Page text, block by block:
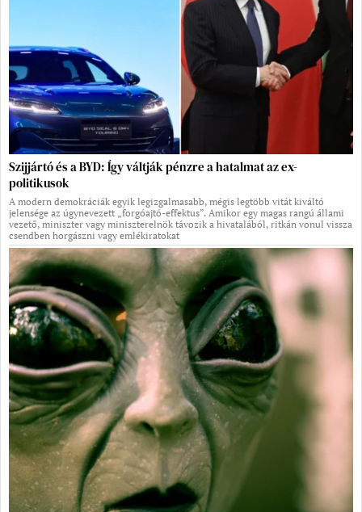
Szijjártó és a BYD: Így váltják pénzre a hatalmat az ex-
politikusok
A modern demokráciák egyik legizgalmasabb, mégis legtöbb vitát kiváltó
jelensége az úgynevezett „forgóajtó-effektus”. Amikor egy magas rangú állami
vezető, miniszter vagy miniszterelnök távozik a hivatalából, ritkán vonul vissza
csendben horgászni vagy emlékiratokat